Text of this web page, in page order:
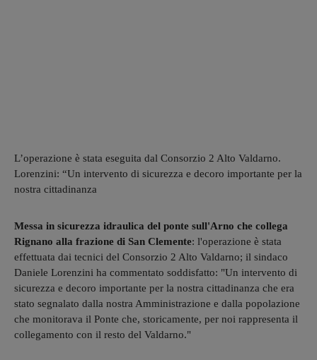
L’operazione è stata eseguita dal Consorzio 2 Alto Valdarno.
Lorenzini: “Un intervento di sicurezza e decoro importante per la
nostra cittadinanza
Messa in sicurezza idraulica del ponte sull'Arno che collega
Rignano alla frazione di San Clemente: l'operazione è stata
effettuata dai tecnici del Consorzio 2 Alto Valdarno; il sindaco
Daniele Lorenzini ha commentato soddisfatto: "Un intervento di
sicurezza e decoro importante per la nostra cittadinanza che era
stato segnalato dalla nostra Amministrazione e dalla popolazione
che monitorava il Ponte che, storicamente, per noi rappresenta il
collegamento con il resto del Valdarno."